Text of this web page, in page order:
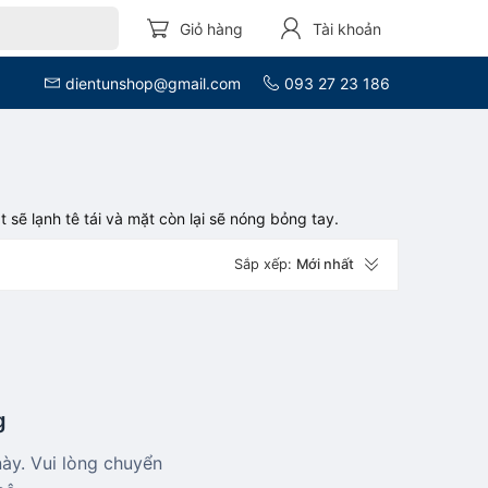
Giỏ hàng Tài khoản
dientunshop@gmail.com 093 27 23 186
lạnh tê tái và mặt còn lại sẽ nóng bỏng tay.
Sắp xếp: Mới nhất
Vui lòng chuyển